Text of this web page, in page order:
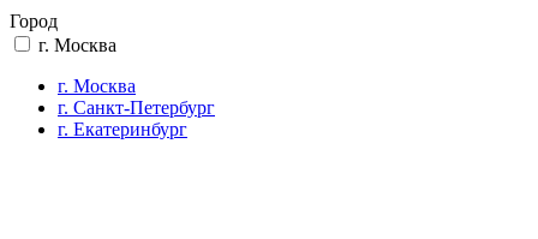
Город
г. Москва
г. Москва
г. Санкт-Петербург
г. Екатеринбург